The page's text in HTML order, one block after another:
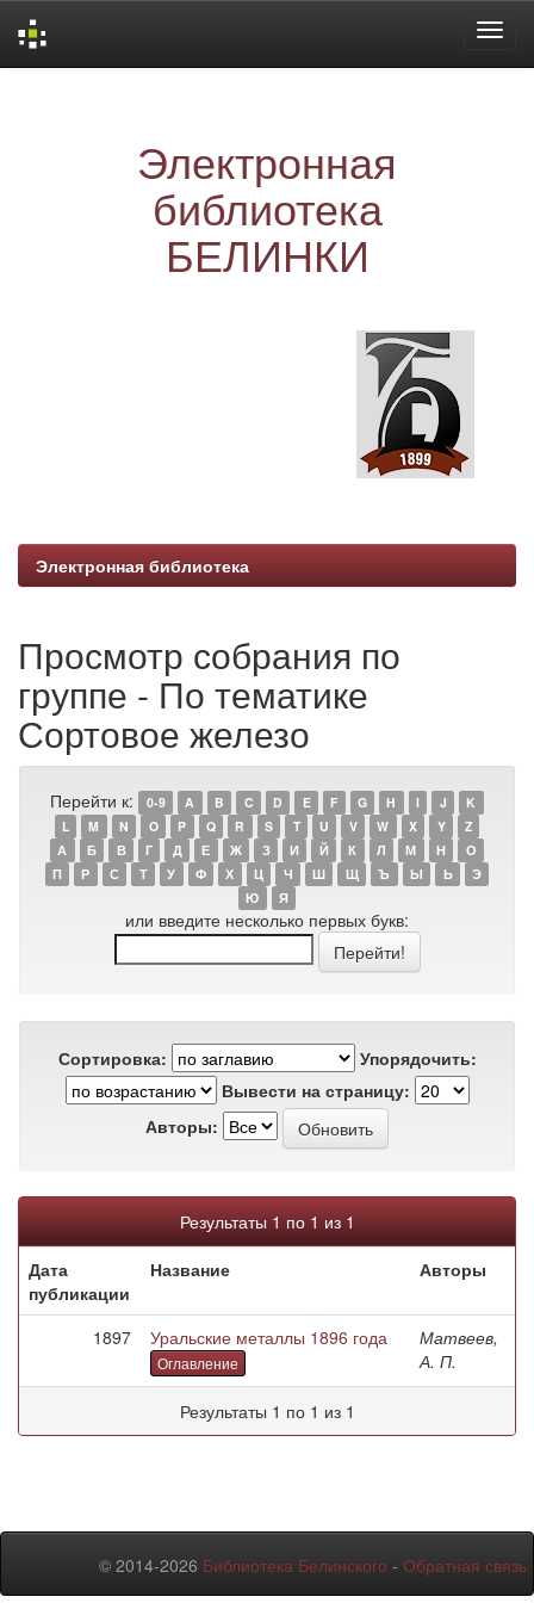
Электронная
библиотека
БЕЛИНКИ
Электронная библиотека
Просмотр собрания по
группе - По тематике
Сортовое железо
Перейти к: 0-9 A B C D E F G H I J
K
L
M N O P Q R S T U V W X Y
Z
А
Б В Г Д Е Ж З И Й К Л М Н
О
П
Р С Т У Ф Х Ц Ч Ш Щ Ъ Ы Ь
Э
Ю
Я
или введите несколько первых букв:
Сортировка:
Упорядочить:
Вывести на страницу:
Авторы:
Результаты 1 по 1 из 1
Дата
публикации
Название Авторы
1897 Уральские металлы 1896 года
Оглавление
Матвеев,
А. П.
Результаты 1 по 1 из 1
© 2014-2026 Библиотека Белинского - Обратная связь